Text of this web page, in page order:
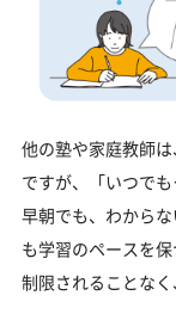
他の塾や家庭教師
ですが、「いつで
早朝でも、わから
も学習のペースを
制限されることなく